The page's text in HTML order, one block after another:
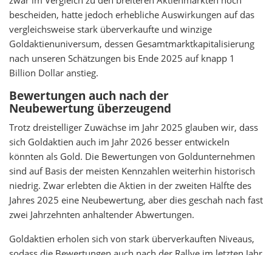
bescheiden, hatte jedoch erhebliche Auswirkungen auf das
vergleichsweise stark überverkaufte und winzige
Goldaktienuniversum, dessen Gesamtmarktkapitalisierung
nach unseren Schätzungen bis Ende 2025 auf knapp 1
Billion Dollar anstieg.
Bewertungen auch nach der
Neubewertung überzeugend
Trotz dreistelliger Zuwächse im Jahr 2025 glauben wir, dass
sich Goldaktien auch im Jahr 2026 besser entwickeln
könnten als Gold. Die Bewertungen von Goldunternehmen
sind auf Basis der meisten Kennzahlen weiterhin historisch
niedrig. Zwar erlebten die Aktien in der zweiten Hälfte des
Jahres 2025 eine Neubewertung, aber dies geschah nach fast
zwei Jahrzehnten anhaltender Abwertungen.
Goldaktien erholen sich von stark überverkauften Niveaus,